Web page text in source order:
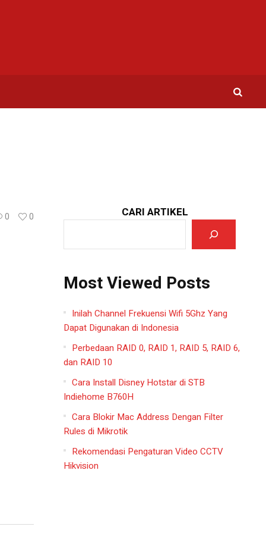
0 0 CARI ARTIKEL
Most Viewed Posts
Inilah Channel Frekuensi Wifi 5Ghz Yang
Dapat Digunakan di Indonesia
Perbedaan RAID 0, RAID 1, RAID 5, RAID 6,
dan RAID 10
Cara Install Disney Hotstar di STB
Indiehome B760H
Cara Blokir Mac Address Dengan Filter
Rules di Mikrotik
Rekomendasi Pengaturan Video CCTV
Hikvision